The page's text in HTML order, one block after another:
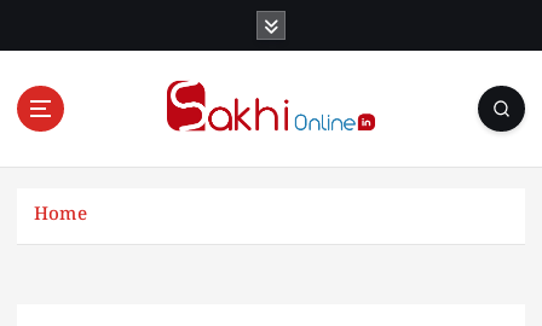
Online News Portal
Home